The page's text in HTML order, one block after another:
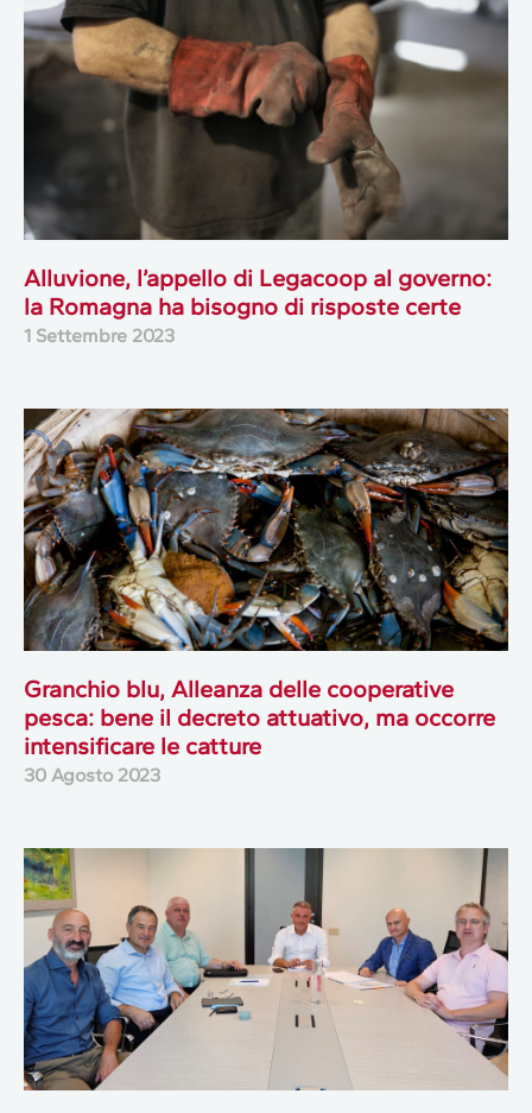
Alluvione, l’appello di Legacoop al governo:
la Romagna ha bisogno di risposte certe
1 Settembre 2023
Granchio blu, Alleanza delle cooperative
pesca: bene il decreto attuativo, ma occorre
intensificare le catture
30 Agosto 2023